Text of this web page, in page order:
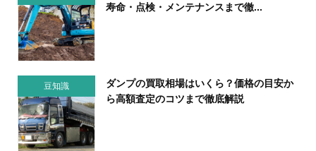
寿命・点検・メンテナンスまで徹...
豆知識
ダンプの買取相場はいくら？価格の目安か
ら高額査定のコツまで徹底解説